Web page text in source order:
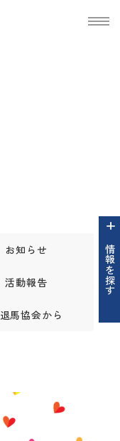
情報を探す
お知らせ
活動報告
馬協会から